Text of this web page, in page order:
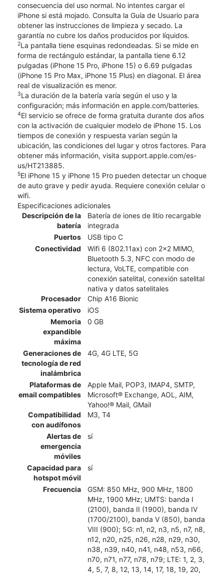
consecuencia del uso normal. No intentes cargar el
iPhone si está mojado. Consulta la Guía de Usuario para
obtener las instrucciones de limpieza y secado. La
garantía no cubre los daños producidos por líquidos.
2La pantalla tiene esquinas redondeadas. Si se mide en
forma de rectángulo estándar, la pantalla tiene 6.12
pulgadas (iPhone 15 Pro, iPhone 15) o 6.69 pulgadas
(iPhone 15 Pro Max, iPhone 15 Plus) en diagonal. El área
real de visualización es menor.
3La duración de la batería varía según el uso y la
configuración; más información en apple.com/batteries.
4El servicio se ofrece de forma gratuita durante dos años
con la activación de cualquier modelo de iPhone 15. Los
tiempos de conexión y respuesta varían según la
ubicación, las condiciones del lugar y otros factores. Para
obtener más información, visita support.apple.com/es-
us/HT213885.
5El iPhone 15 y iPhone 15 Pro pueden detectar un choque
de auto grave y pedir ayuda. Requiere conexión celular o
wifi.
Especificaciones adicionales
Descripción de la
batería
Batería de iones de litio recargable
integrada
Puertos
USB tipo C
Conectividad
Wifi 6 (802.11ax) con 2x2 MIMO,
Bluetooth 5.3, NFC con modo de
lectura, VoLTE, compatible con
conexión satelital, conexión satelital
nativa y datos satelitales
Procesador
Chip A16 Bionic
Sistema operativo
iOS
Memoria
expandible
máxima
0 GB
Generaciones de
tecnología de red
inalámbrica
4G, 4G LTE, 5G
Plataformas de
email compatibles
Apple Mail, POP3, IMAP4, SMTP,
Microsoft® Exchange, AOL, AIM,
Yahoo!® Mail, GMail
Compatibilidad
con audífonos
M3, T4
Alertas de
emergencia
móviles
sí
Capacidad para
hotspot móvil
sí
Frecuencia
GSM: 850 MHz, 900 MHz, 1800
MHz, 1900 MHz; UMTS: banda I
(2100), banda II (1900), banda IV
(1700/2100), banda V (850), banda
VIII (900); 5G: n1, n2, n3, n5, n7, n8,
n12, n20, n25, n26, n28, n29, n30,
n38, n39, n40, n41, n48, n53, n66,
n70, n71, n77, n78, n79; LTE: 1, 2, 3,
4, 5, 7, 8, 12, 13, 14, 17, 18, 19, 20,